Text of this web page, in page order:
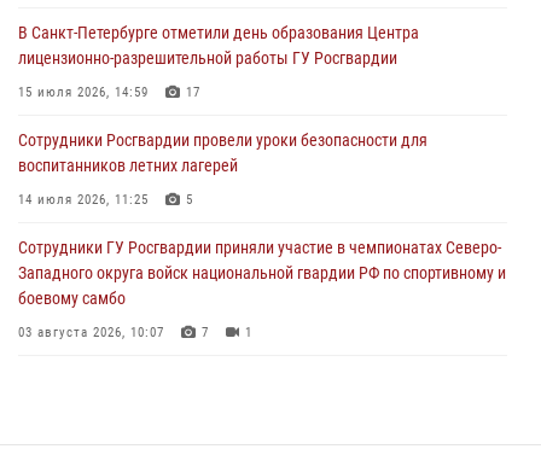
В Петербурге сотрудники Росгвардии обеспечили правопорядок в
День Воздушно-десантных войск
02 августа 2026, 19:30 10
Сотрудники Росгвардии на Пушкинской улице задержали двух
граждан, подозреваемых в попытке поджога одного из баров в
центре города
В Санкт-Петербурге отметили день образования Центра
лицензионно-разрешительной работы ГУ Росгвардии
15 июля 2026, 14:59 17
Сотрудники Росгвардии провели уроки безопасности для
воспитанников летних лагерей
14 июля 2026, 11:25 5
Сотрудники ГУ Росгвардии приняли участие в чемпионатах Северо-
Западного округа войск национальной гвардии РФ по спортивному и
боевому самбо
03 августа 2026, 10:07 7 1